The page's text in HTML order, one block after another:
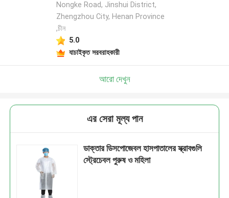
Nongke Road, Jinshui District,
Zhengzhou City, Henan Province
,চীন
5.0
যাচাইকৃত সরবরাহকারী
আরো দেখুন
এর সেরা মূল্য পান
ডাক্তার ডিসপোজেবল হাসপাতালের স্ক্রাবগুলি
স্ট্রেচেবল পুরুষ ও মহিলা